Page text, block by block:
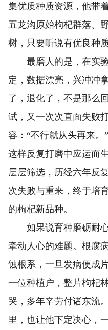
集优质种质资源，他带
五龙沟原始枸杞群落、
树，只要听说有优良种
最磨人的是，在实验
定，数据漂亮，兴冲冲
了，退化了，不是那么
试，又一次次直面失败
容：“不行就从头再来。
这样反复打磨中应运而
层层筛选，历经六年反
次失败与重来，终于培
的枸杞新品种。
如果说育种磨砺耐心
牵动人心的难题。根腐
蚀根系，一旦发病便成
一位种植户，整片枸杞
哭，多年辛劳付诸东流
里，也让他下定决心，